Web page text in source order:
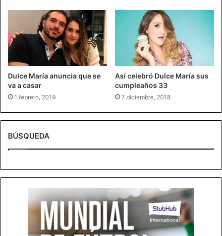
Dulce María anuncia que se
va a casar
1 febrero, 2019
Así celebró Dulce María sus
cumpleaños 33
7 diciembre, 2018
BÚSQUEDA